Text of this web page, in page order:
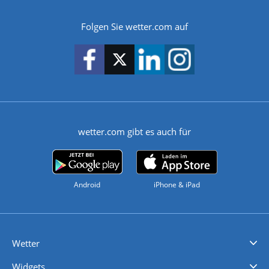
Folgen Sie wetter.com auf
wetter.com gibt es auch für
Android iPhone & iPad
Wetter